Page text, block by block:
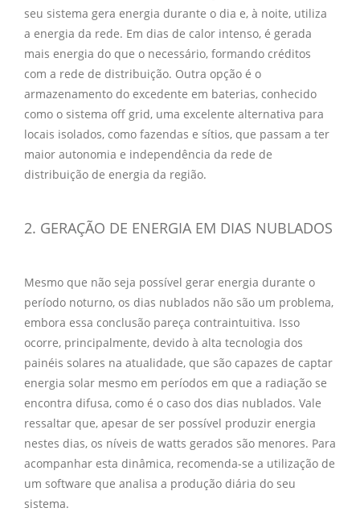
seu sistema gera energia durante o dia e, à noite, utiliza
a energia da rede. Em dias de calor intenso, é gerada
mais energia do que o necessário, formando créditos
com a rede de distribuição. Outra opção é o
armazenamento do excedente em baterias, conhecido
como o sistema off grid, uma excelente alternativa para
locais isolados, como fazendas e sítios, que passam a ter
maior autonomia e independência da rede de
distribuição de energia da região.
2. GERAÇÃO DE ENERGIA EM DIAS NUBLADOS
Mesmo que não seja possível gerar energia durante o
período noturno, os dias nublados não são um problema,
embora essa conclusão pareça contraintuitiva. Isso
ocorre, principalmente, devido à alta tecnologia dos
painéis solares na atualidade, que são capazes de captar
energia solar mesmo em períodos em que a radiação se
encontra difusa, como é o caso dos dias nublados. Vale
ressaltar que, apesar de ser possível produzir energia
nestes dias, os níveis de watts gerados são menores. Para
acompanhar esta dinâmica, recomenda-se a utilização de
um software que analisa a produção diária do seu
sistema.